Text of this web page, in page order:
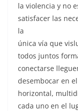
la violencia y no
satisfacer las
la
única vía que
todos juntos
conectarse
desembocar en
horizontal,
cada uno en el